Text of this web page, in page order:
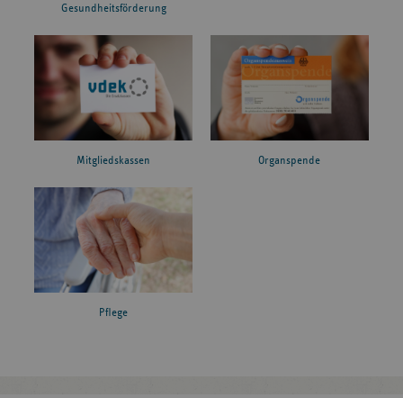
Gesundheitsförderung
Mitgliedskassen Organspende
Pflege